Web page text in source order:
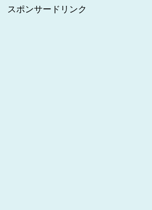
スポンサードリンク